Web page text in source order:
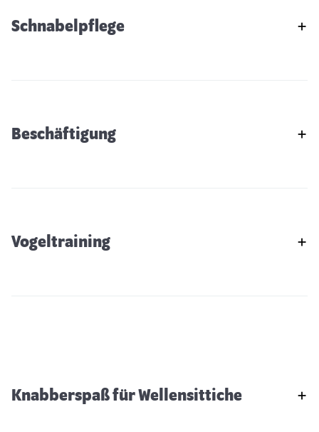
Schnabelpflege
Beschäftigung
Vogeltraining
Knabberspaß für Wellensittiche